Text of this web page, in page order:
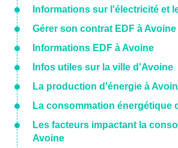
Informations sur l'électricité et
Gérer son contrat EDF à Avoine
Informations EDF à Avoine
Infos utiles sur la ville d'Avoine
La production d'énergie à
La consommation énergétique
Les facteurs impactant la
Avoine